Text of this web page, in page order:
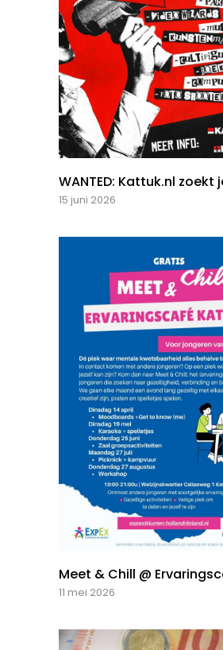
WANTED: Kattuk.nl zoekt
15 juni 2026
Meet & Chill @
11 mei 2026